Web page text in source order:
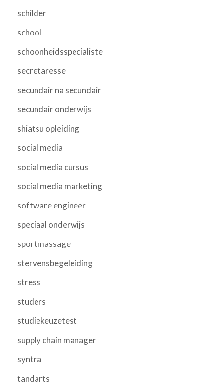
schilder
school
schoonheidsspecialiste
secretaresse
secundair na secundair
secundair onderwijs
shiatsu opleiding
social media
social media cursus
social media marketing
software engineer
speciaal onderwijs
sportmassage
stervensbegeleiding
stress
studers
studiekeuzetest
supply chain manager
syntra
tandarts